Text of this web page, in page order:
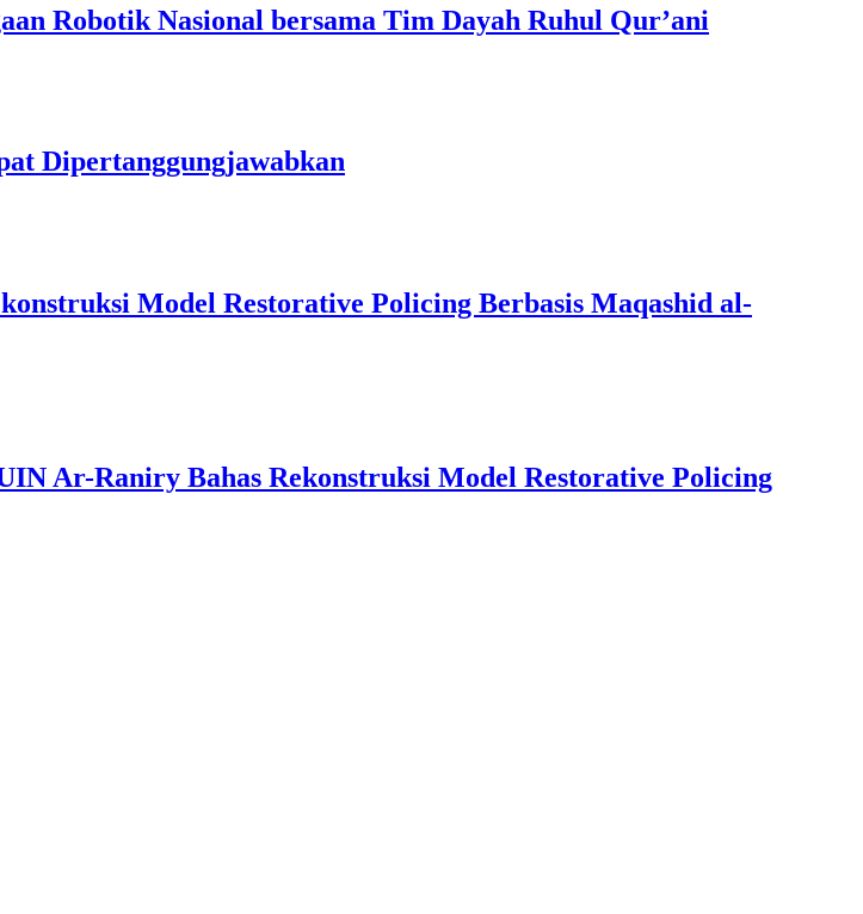
Robotik Nasional bersama Tim Dayah Ruhul Qur’ani
Dipertanggungjawabkan
Model Restorative Policing Berbasis Maqashid al-
Ar-Raniry Bahas Rekonstruksi Model Restorative Policing